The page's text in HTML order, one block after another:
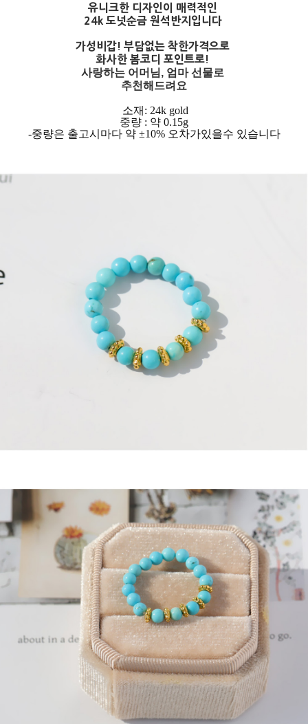
유니크한 디자인이 매력적인
24k 도넛순금 원석반지입니다
가성비갑! 부담없는 착한가격으로
화사한 봄코디 포인트로!
사랑하는 어머님, 엄마 선물로
추천해드려요
소재: 24k gold
중량 : 약 0.15g
-중량은 출고시마다 약 ±10% 오차가있을수 있습니다